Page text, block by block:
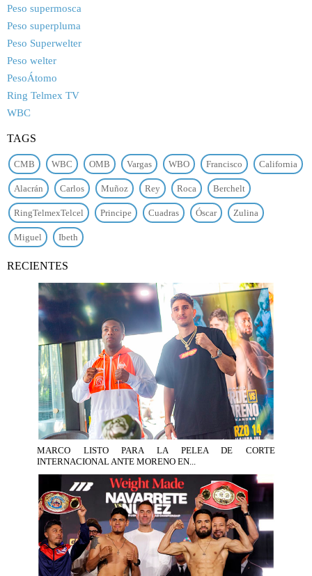
Peso supermosca
Peso superpluma
Peso Superwelter
Peso welter
PesoÁtomo
Ring Telmex TV
WBC
TAGS
CMB WBC OMB Vargas WBO Francisco California
Alacrán Carlos Muñoz Rey Roca Berchelt
RingTelmexTelcel Principe Cuadras Óscar Zulina
Miguel Ibeth
RECIENTES
MARCO LISTO PARA LA PELEA DE CORTE
INTERNACIONAL ANTE MORENO EN...